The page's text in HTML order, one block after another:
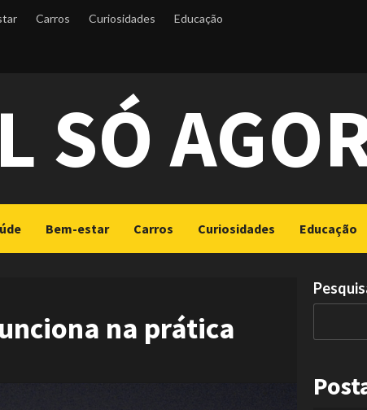
Carros Curiosidades Educação
SÓ
Bem-estar Carros Curiosidades Educação
na prática